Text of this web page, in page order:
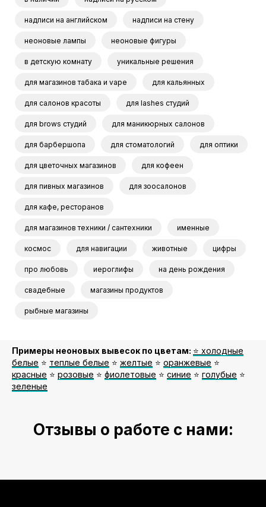
надписи на английском надписи на стену
неоновые лампы неоновые фигуры
в детскую комнату уникальные решения
для магазинов табака и vape для кальянных
для салонов красоты для lashes студий
для brows студий для маникюрных салонов
для барбершопа для стоматологий для оптики
для цветочных магазинов для кофеен
для пивных магазинов для зоосалонов
для кафе, ресторанов
для магазинов техники / сантехники именные
космос для навигации животные цифры
про любовь иероглифы на день рождения
свадебные магазины продуктов
рыбные магазины
Примеры неоновых вывесок по цветам: ⭐️ холодные
белые ⭐️ теплые белые ⭐️ желтые ⭐️ оранжевые ⭐️
красные ⭐️ розовые ⭐️ фиолетовые ⭐️ синие ⭐️ голубые ⭐️
зеленые
Отзывы о работе с нами: